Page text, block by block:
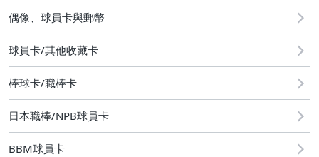
偶像、球員卡與郵幣
球員卡/其他收藏卡
棒球卡/職棒卡
日本職棒/NPB球員卡
BBM球員卡